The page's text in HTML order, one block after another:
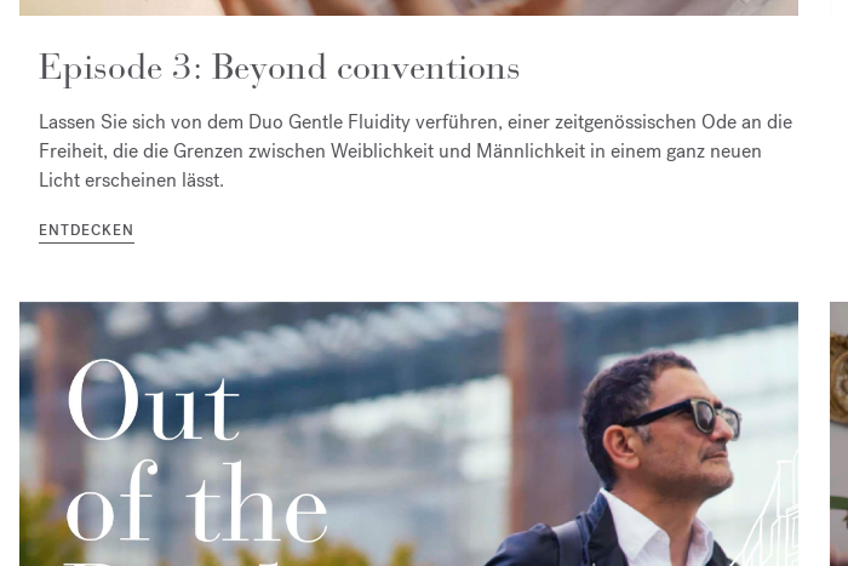
Episode 3: Beyond conventions
Lassen Sie sich von dem Duo Gentle Fluidity verführen, einer zeitgenössischen Ode an die
Freiheit, die die Grenzen zwischen Weiblichkeit und Männlichkeit in einem ganz neuen
Licht erscheinen lässt.
ENTDECKEN